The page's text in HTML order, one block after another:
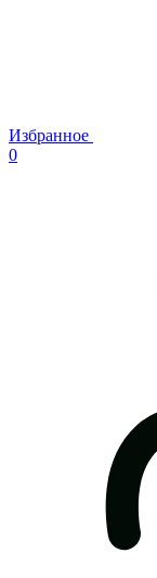
Избранное
0